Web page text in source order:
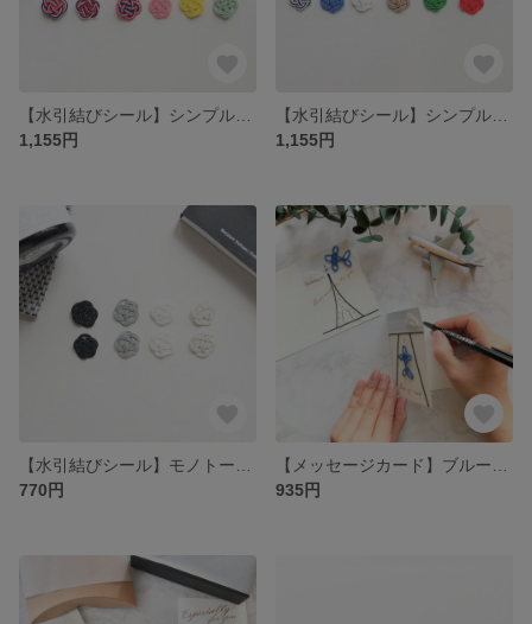
1,155円
1,155円
770円
935円